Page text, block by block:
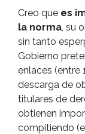
Creo que es
la norma, su
sin tanto
Gobierno
enlaces (entre
descarga de
titulares de
obtienen
compitiendo